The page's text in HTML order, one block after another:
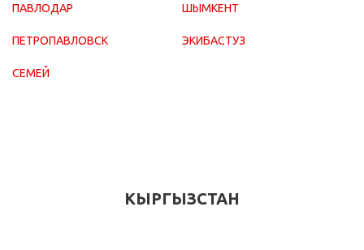
ПАВЛОДАР
ПЕТРОПАВЛОВСК
СЕМЕЙ
ШЫМКЕНТ
ЭКИБАСТУЗ
КЫРГЫЗСТАН